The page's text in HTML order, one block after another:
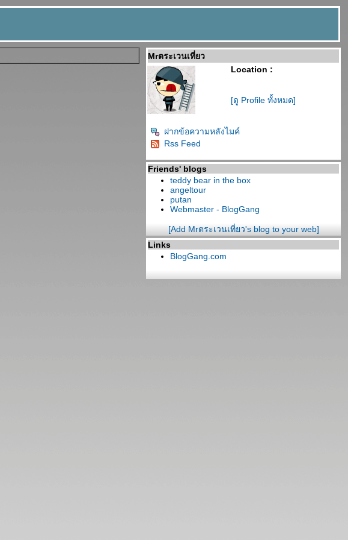
Mrตระเวนเที่ยว
Location :
[ดู Profile ทั้งหมด]
ฝากข้อความหลังไมค์
Rss Feed
Friends' blogs
teddy bear in the box
angeltour
putan
Webmaster - BlogGang
[Add Mrตระเวนเที่ยว's blog to your web]
Links
BlogGang.com